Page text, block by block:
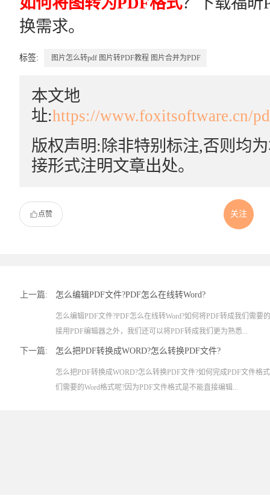
换需求。
标签: 图片怎么转pdf 图片转PDF教程 图片合并为PDF
本文地
址:https://www.foxitsoftware.cn/
版权声明:除非特别标注,否则均
接形式注明文章出处。
点赞 关注
上一篇: 怎么编辑PDF文件?PDF怎么在线转Word?
怎么编辑PDF文件?PDF怎么在线转Word?如何将PDF转成我们需要
接用PDF编辑器之外，我们还可以将PDF转成我们更为熟悉...
下一篇: 怎么把PDF转换成WORD?怎么转换PDF文件?
怎么把PDF转换成WORD?怎么转换PDF文件?如何完成PDF文件格
们需要的Word格式呢?因为PDF文件格式是不能直接编辑...